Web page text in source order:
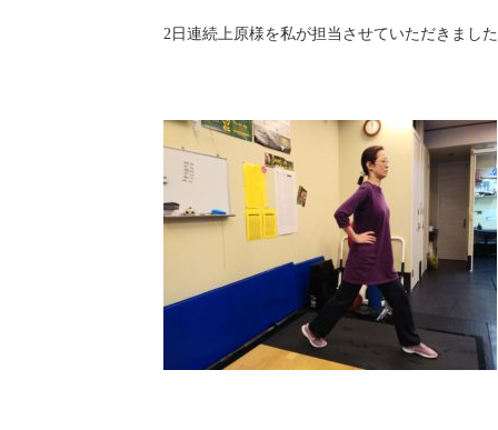
2日連続上原様を私が担当させていただきました